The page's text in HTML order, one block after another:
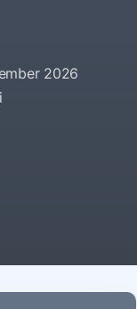
2026